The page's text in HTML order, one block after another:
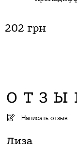
202 грн
Написать отзыв
Лиза